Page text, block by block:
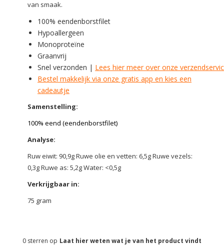
van smaak.
100% eendenborstfilet
Hypoallergeen
Monoproteïne
Graanvrij
Snel verzonden | Lees hier meer over onze
Bestel makkelijk via onze gratis app en kies een
cadeautje
Samenstelling:
100% eend (eendenborstfilet)
Analyse:
Ruw eiwit: 90,9g Ruwe olie en vetten: 6,5g Ruwe vezels:
0,3g Ruwe as: 5,2g Water: <0,5g
Verkrijgbaar in:
75 gram
Laat hier weten wat je van het product vindt
0 sterren op